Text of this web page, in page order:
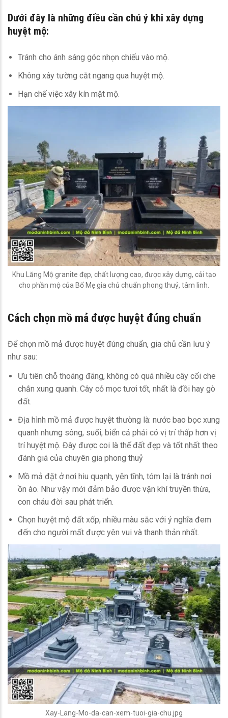
Dưới đây là những điều cần chú ý khi xây dựng
huyệt mộ:
Tránh cho ánh sáng góc nhọn chiếu vào mộ.
Không xây tường cắt ngang qua huyệt mộ.
Hạn chế việc xây kín mặt mộ.
Khu Lăng Mộ granite đẹp, chất lượng cao, được xây dựng, cải tạo
cho phần mộ của Bố Mẹ gia chủ chuẩn phong thuỷ, tâm linh.
Cách chọn mồ mả được huyệt đúng chuẩn
Để chọn mồ mả được huyệt đúng chuẩn, gia chủ cần lưu ý
như sau:
Ưu tiên chỗ thoáng đãng, không có quá nhiều cây cối che
chắn xung quanh. Cây cỏ mọc tươi tốt, nhất là đồi hay gò
đất.
Địa hình mồ mả được huyệt thường là: nước bao bọc xung
quanh nhưng sông, suối, biển cả phải có vị trí thấp hơn vị
trí huyệt mộ. Đây được coi là thế đất đẹp và tốt nhất theo
đánh giá của chuyên gia phong thuỷ
Mồ mả đặt ở nơi hiu quạnh, yên tĩnh, tóm lại là tránh nơi
ồn ào. Như vậy mới đảm bảo được vận khí truyền thừa,
con cháu đời sau phát triển.
Chọn huyệt mộ đất xốp, nhiều màu sắc với ý nghĩa đem
đến cho người mất được yên vui và thanh thản nhất.
Xay-Lang-Mo-da-can-xem-tuoi-gia-chu.jpg